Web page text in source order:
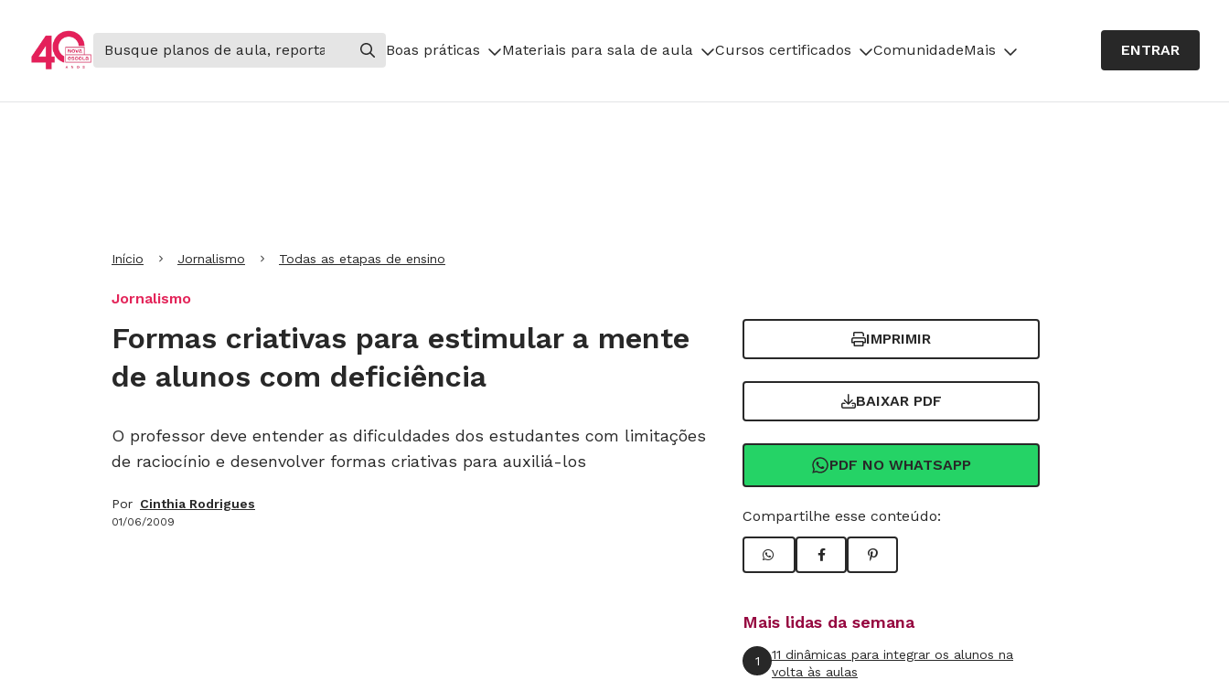
Boas práticas Materiais para sala de aula Cursos certificados ComunidadeMais ENTRAR
Início Jornalismo Todas as etapas de ensino
Jornalismo
Formas criativas para estimular a mente
de alunos com deficiência
O professor deve entender as dificuldades dos estudantes com limitações
de raciocínio e desenvolver formas criativas para auxiliá-los
Por Cinthia Rodrigues
01/06/2009
IMPRIMIR
BAIXAR PDF
PDF NO WHATSAPP
Compartilhe esse conteúdo:
Mais lidas da semana
1
11 dinâmicas para integrar os alunos na
volta às aulas